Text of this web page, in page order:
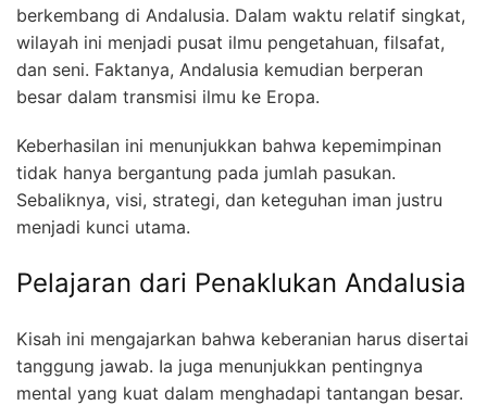
berkembang di Andalusia. Dalam waktu relatif singkat,
wilayah ini menjadi pusat ilmu pengetahuan, filsafat,
dan seni. Faktanya, Andalusia kemudian berperan
besar dalam transmisi ilmu ke Eropa.
Keberhasilan ini menunjukkan bahwa kepemimpinan
tidak hanya bergantung pada jumlah pasukan.
Sebaliknya, visi, strategi, dan keteguhan iman justru
menjadi kunci utama.
Pelajaran dari Penaklukan Andalusia
Kisah ini mengajarkan bahwa keberanian harus disertai
tanggung jawab. Ia juga menunjukkan pentingnya
mental yang kuat dalam menghadapi tantangan besar.